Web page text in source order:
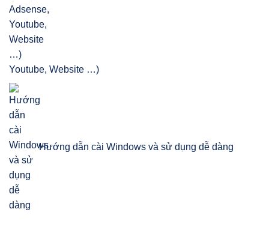
Youtube, Website …)
Hướng dẫn cài Windows và sử dụng dễ dàng